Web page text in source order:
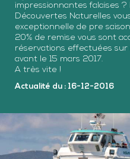
impressionnantes falaises ?
Découvertes Naturelles
exceptionnelle de pre
20% de remise vous sont
réservations effectuées
avant le 15 mars 2017.
A très vite !
Actualité du : 16-12-2016